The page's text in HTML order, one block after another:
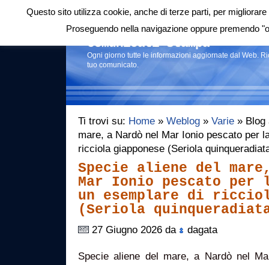
Login|RSS |
Comunicati stampa
Ogni giorno tutte le informazioni aggiornate dal Web.
tuo comunicato.
Ti trovi su: Home » Weblog » Varie » Blog
mare, a Nardò nel Mar Ionio pescato per
ricciola giapponese (Seriola
Specie aliene del
Mar Ionio pescato per
un esemplare di
(Seriola
27 Giugno 2026 da dagata
Specie aliene del mare, a Nardò nel
Questo sito utilizza cookie, anche di terze parti, per
Proseguendo nella navigazione oppure premendo